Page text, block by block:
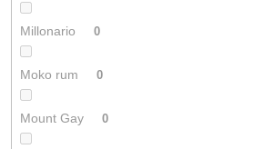
Millonario 0
Moko rum 0
Mount Gay 0